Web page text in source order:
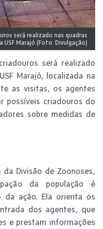
será realizado nas quadras
USF Marajó (Foto: Divulgação)
será realizado
Marajó, localizada na
as visitas, os agentes
possíveis criadouros do
sobre medidas de
Divisão de Zoonoses,
da população é
da ação. Ela orienta os
dos agentes, que
e prestam informações